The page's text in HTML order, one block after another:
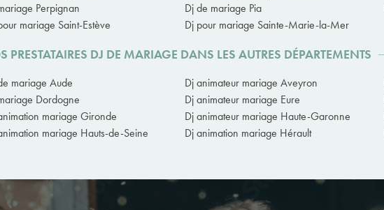
Perpignan Dj de mariage Pia
mariage Saint-Estève Dj pour mariage Sainte-Marie-la-Mer
PRESTATAIRES DJ DE MARIAGE DANS LES AUTRES DÉPARTEMENTS
mariage Aude Dj animateur mariage Aveyron
Dordogne Dj animateur mariage Eure
mariage Gironde Dj animateur mariage Haute-Garonne
mariage Hauts-de-Seine Dj animation mariage Hérault